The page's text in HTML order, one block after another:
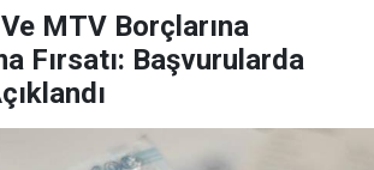
MTV Borçlarına
Fırsatı: Başvurularda